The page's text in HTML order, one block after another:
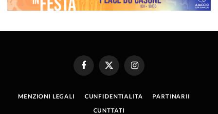
FacebookX
Instagram
MENZIONI LEGALI CUNFIDENTIALITA
PARTINARII
CUNTTATI